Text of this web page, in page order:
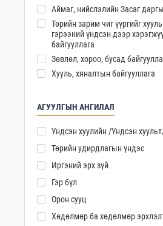
Аймаг, нийслэлийн Засаг
Төрийн зарим чиг үүргийг
гэрээний үндсэн дээр
байгууллага
Зөвлөл, хороо, бусад
Хууль, хяналтын байгууллага
АГУУЛГЫН АНГИЛАЛ
Үндсэн хуулийн /Үндсэн
Төрийн удирдлагын үндэс
Иргэний эрх зүй
Гэр бүл
Орон сууц
Хөдөлмөр ба хөдөлмөр